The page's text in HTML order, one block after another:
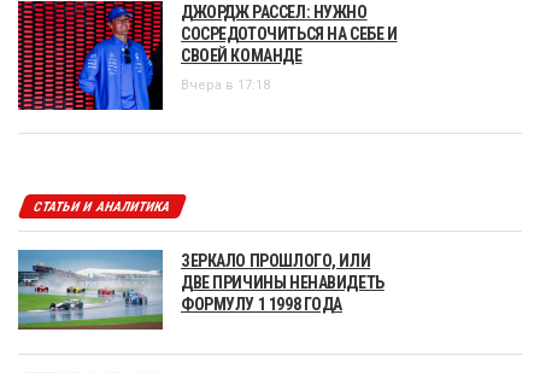
ДЖОРДЖ РАССЕЛ: НУЖНО
СОСРЕДОТОЧИТЬСЯ НА СЕБЕ И
СВОЕЙ КОМАНДЕ
Вчера в 17:18
СТАТЬИ И АНАЛИТИКА
ЗЕРКАЛО ПРОШЛОГО, ИЛИ
ДВЕ ПРИЧИНЫ НЕНАВИДЕТЬ
ФОРМУЛУ 1 1998 ГОДА